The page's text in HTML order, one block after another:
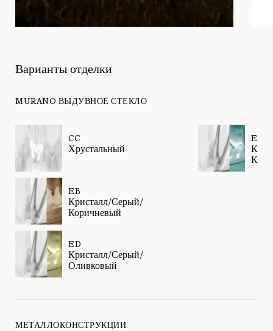
Варианты отделки
MURANO ВЫДУВНОЕ СТЕКЛО
CC
Хрустальный
EB
Кристалл/Серый/
Коричневый
ED
Кристалл/Серый/
Оливковый
EF
МЕТАЛЛОКОНСТРУКЦИИ